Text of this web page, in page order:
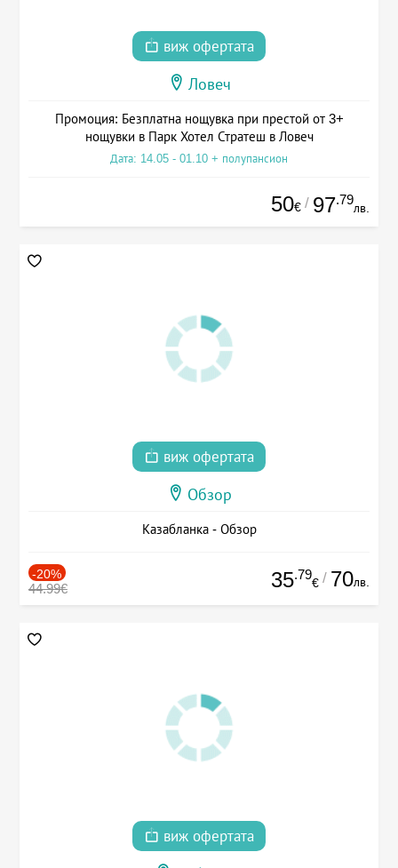
виж офертата
Ловеч
Промоция: Безплатна нощувка при престой от 3+
нощувки в Парк Хотел Стратеш в Ловеч
Дата: 14.05 - 01.10 + полупансион
50€ / 97.79
лв.
виж офертата
Обзор
Казабланка - Обзор
-20%
44.99€ 35.79
€ / 70лв.
виж офертата